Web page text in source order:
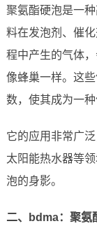
聚氨酯硬泡是一
料在发泡剂、催
程中产生的气体
像蜂巢一样。这
数，使其成为一种
它的应用非常广
太阳能热水器等
泡的身影。
二、bdma：聚氨